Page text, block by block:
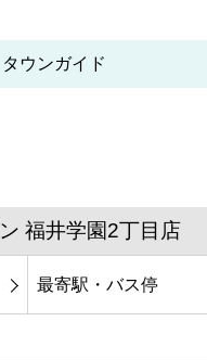
ウンガイド
福井学園2丁目店
最寄駅・バス停